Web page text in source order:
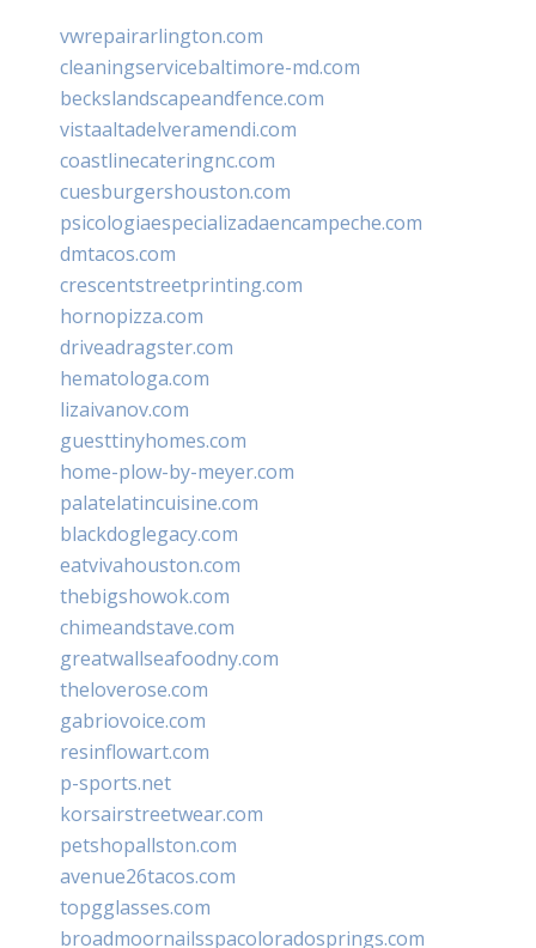
vwrepairarlington.com
cleaningservicebaltimore-md.com
beckslandscapeandfence.com
vistaaltadelveramendi.com
coastlinecateringnc.com
cuesburgershouston.com
psicologiaespecializadaencampeche.com
dmtacos.com
crescentstreetprinting.com
hornopizza.com
driveadragster.com
hematologa.com
lizaivanov.com
guesttinyhomes.com
home-plow-by-meyer.com
palatelatincuisine.com
blackdoglegacy.com
eatvivahouston.com
thebigshowok.com
chimeandstave.com
greatwallseafoodny.com
theloverose.com
gabriovoice.com
resinflowart.com
p-sports.net
korsairstreetwear.com
petshopallston.com
avenue26tacos.com
topgglasses.com
broadmoornailsspacoloradosprings.com